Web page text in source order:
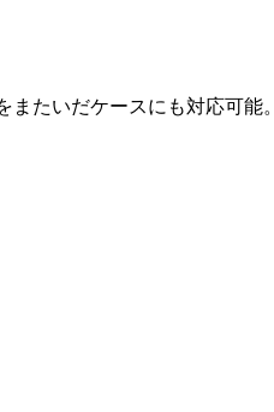
たいだケースにも対応可能。